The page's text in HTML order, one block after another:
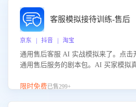
客服模拟接待训练-售后
京东 | 抖音 | 淘宝
通用售后客服 AI 实战模拟来了。点击
通用售后服务的剧本包。AI 买家模拟
的应对要点，轻松提升服务能力。
限时免费已售299+